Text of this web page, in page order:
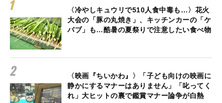
〈冷やしキュウリで510人食中毒も…〉花火
大会の「豚の丸焼き」、キッチンカーの「ケ
バブ」も…酷暑の夏祭りで注意したい食べ物
〈映画『ちいかわ』〉「子ども向けの映画に
静かにするマナーはありません」「叱ってく
れ」大ヒットの裏で鑑賞マナー論争が白熱